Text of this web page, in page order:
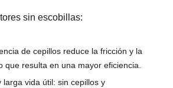
sin escobillas:
de cepillos reduce la fricción y la
que resulta en una mayor eficiencia.
larga vida útil: sin cepillos y